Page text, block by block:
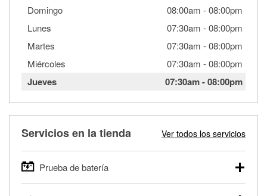
Domingo
08:00am -08:00pm
Lunes
07:30am -08:00pm
Martes
07:30am -08:00pm
Miércoles
07:30am -08:00pm
Jueves 07:30am-08:00pm
Servicios en la tienda Ver todos los servicios
Prueba de batería